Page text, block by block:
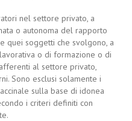
nel settore privato, a
o autonoma del rapporto
quei soggetti che svolgono, a
o di formazione o di
al settore privato,
Sono esclusi solamente i
sulla base di idonea
i criteri definiti con